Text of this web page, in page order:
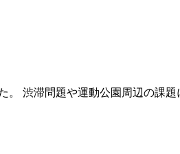
。 渋滞問題や運動公園周辺の課